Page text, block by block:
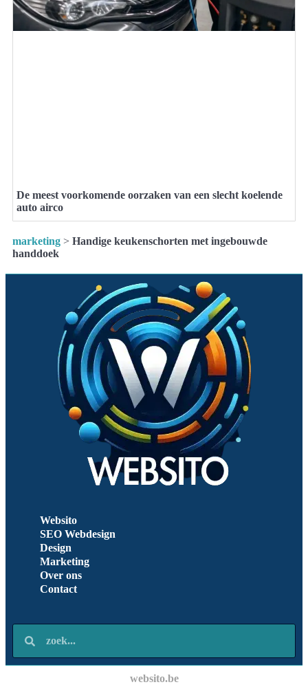
De meest voorkomende oorzaken van een slecht koelende
auto airco
marketing > Handige keukenschorten met ingebouwde
handdoek
Websito
SEO Webdesign
Design
Marketing
Over ons
Contact
websito.be